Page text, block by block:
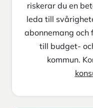
riskerar du en
leda till
abonnemang och
till budget-
kommun.